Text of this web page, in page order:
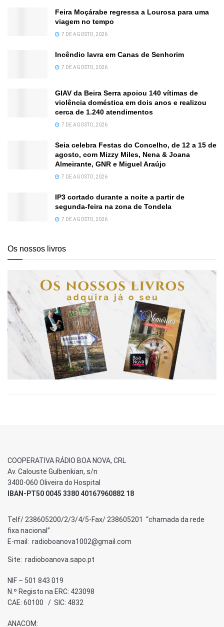
Feira Moçárabe regressa a Lourosa para uma
viagem no tempo
7 DE AGOSTO, 2026
Incêndio lavra em Canas de Senhorim
7 DE AGOSTO, 2026
GIAV da Beira Serra apoiou 140 vítimas de
violência doméstica em dois anos e realizou
cerca de 1.240 atendimentos
7 DE AGOSTO, 2026
Seia celebra Festas do Concelho, de 12 a 15 de
agosto, com Mizzy Miles, Nena & Joana
Almeirante, GNR e Miguel Araújo
7 DE AGOSTO, 2026
IP3 cortado durante a noite a partir de
segunda-feira na zona de Tondela
7 DE AGOSTO, 2026
Os nossos livros
COOPERATIVA RÁDIO BOA NOVA, CRL
Av. Calouste Gulbenkian, s/n
3400-060 Oliveira do Hospital
IBAN-PT50 0045 3380 40167960882 18
Telf/ 238605200/2/3/4/5-Fax/ 238605201 “chamada da rede
fixa nacional”
E-mail: radioboanova1002@gmail.com
Site: radioboanova.sapo.pt
NIF – 501 843 019
N.º Registo na ERC: 423098
CAE: 60100 / SIC: 4832
ANACOM: